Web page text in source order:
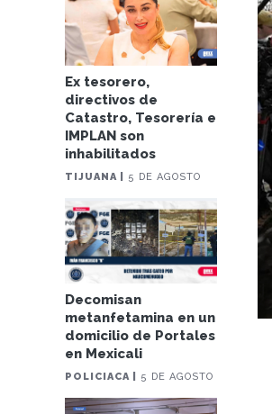
Ex tesorero,
directivos de
Catastro, Tesorería e
IMPLAN son
inhabilitados
TIJUANA | 5 DE AGOSTO
Decomisan
metanfetamina en un
domicilio de Portales
en Mexicali
POLICIACA | 5 DE AGOSTO